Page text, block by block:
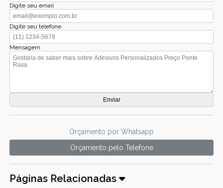
Digite seu email
Digite seu telefone
Mensagem
Orçamento por Whatsapp
Orçamento pelo Telefone
Páginas Relacionadas